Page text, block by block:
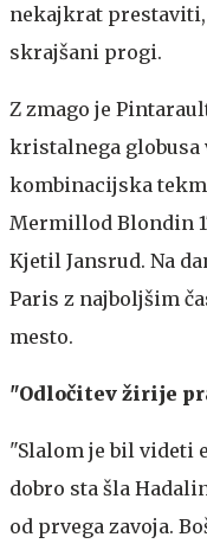
nekajkrat prestaviti,
skrajšani progi.
Z zmago je
kristalnega globusa
kombinacijska
Mermillod Blondin
Kjetil Jansrud. Na
Paris z najboljšim
mesto.
"Odločitev žirije
"Slalom je bil videti
dobro sta šla
od prvega zavoja.